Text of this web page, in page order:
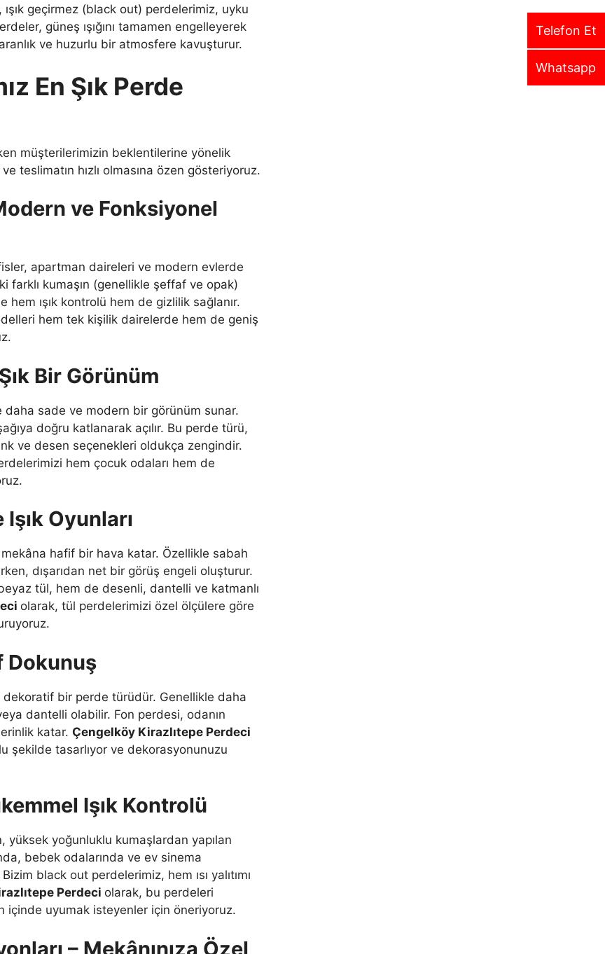
Telefon Et
Whatsapp
ışık geçirmez (black out) perdelerimiz, uyku
güneş ışığını tamamen engelleyerek
ve huzurlu bir atmosfere kavuşturur.
En Şık Perde
müşterilerimizin beklentilerine yönelik
teslimatın hızlı olmasına özen gösteriyoruz.
ve Fonksiyonel
apartman daireleri ve modern evlerde
farklı kumaşın (genellikle şeffaf ve opak)
ışık kontrolü hem de gizlilik sağlanır.
hem tek kişilik dairelerde hem de geniş
Bir Görünüm
daha sade ve modern bir görünüm sunar.
doğru katlanarak açılır. Bu perde türü,
ve desen seçenekleri oldukça zengindir.
hem çocuk odaları hem de
Oyunları
mekâna hafif bir hava katar. Özellikle sabah
dışarıdan net bir görüş engeli oluşturur.
tül, hem de desenli, dantelli ve katmanlı
olarak, tül perdelerimizi özel ölçülere göre
Dokunuş
dekoratif bir perde türüdür. Genellikle daha
dantelli olabilir. Fon perdesi, odanın
katar. Çengelköy Kirazlıtepe Perdeci
şekilde tasarlıyor ve dekorasyonunuzu
Işık Kontrolü
yüksek yoğunluklu kumaşlardan yapılan
bebek odalarında ve ev sinema
black out perdelerimiz, hem ısı yalıtımı
Perdeci olarak, bu perdeleri
içinde uyumak isteyenler için öneriyoruz.
– Mekânınıza Özel